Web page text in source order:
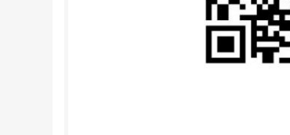
IEC标准：服务和娱乐器具的安 全
时，第一部分中的有关内容须作相
对第一部分增加的： 一一除在新
一个定义涉及一个形容词时，则该